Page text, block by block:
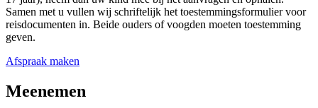
Samen met u vullen wij schriftelijk het toestemmingsformulier voor
reisdocumenten in. Beide ouders of voogden moeten toestemming
geven.
Afspraak maken
Meenemen